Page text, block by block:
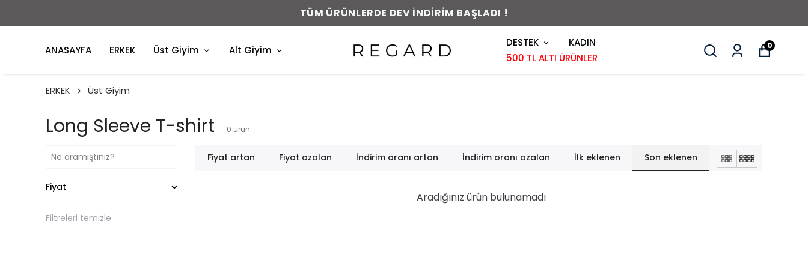
TÜM ÜRÜNLERDE DEV İNDİRİM BAŞLADI !
ANASAYFA ERKEK Üst Giyim Alt Giyim
DESTEK
KADIN
500 TL ALTI ÜRÜNLER
0
ERKEK Üst Giyim
Long Sleeve T-shirt 0 ürün
Fiyat artan Fiyat azalan İndirim oranı artan İndirim oranı azalan İlk eklenen Son eklenen
Fiyat
Filtreleri temizle
Aradığınız ürün bulunamadı